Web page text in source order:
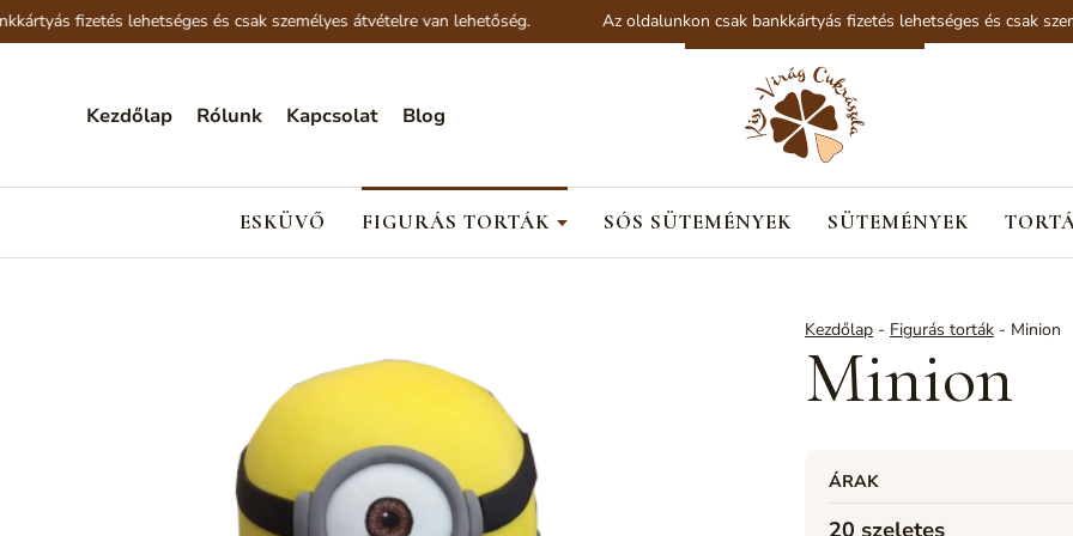
fizetés lehetséges és csak személyes átvételre van lehetőség. Az oldalunkon csak bankkártyás fizetés lehetséges és csak
Kezdőlap Rólunk Kapcsolat Blog
ESKÜVŐ FIGURÁS TORTÁK SÓS SÜTEMÉNYEK SÜTEMÉNYEK
Kezdőlap - Figurás torták - Minion
Minion
ÁRAK
20 szeletes